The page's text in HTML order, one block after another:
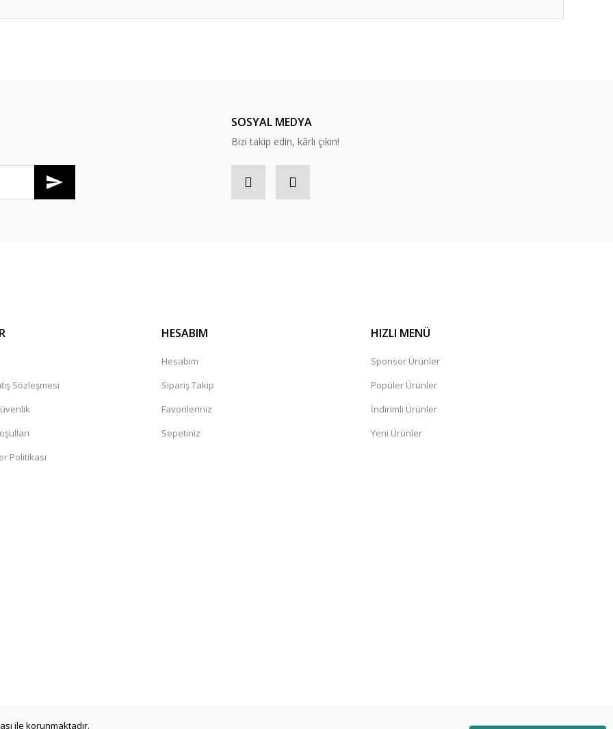
SOSYAL MEDYA
Bizi takip edin, kârlı çıkın!
Sözleşmesi
Politikası
HESABIM
Hesabım
Sipariş Takip
Favorileriniz
Sepetiniz
HIZLI MENÜ
Sponsor Ürünler
Popüler Ürünler
İndirimli Ürünler
Yeni Ürünler
ile korunmaktadır.